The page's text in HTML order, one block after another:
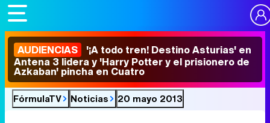
AUDIENCIAS '¡A todo tren! Destino Asturias' en
Antena 3 lidera y 'Harry Potter y el prisionero de
Azkaban' pincha en Cuatro
FórmulaTV Noticias 20 mayo 2013